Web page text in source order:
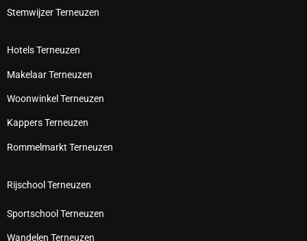
Stemwijzer Terneuzen
Hotels Terneuzen
Makelaar Terneuzen
Woonwinkel Terneuzen
Kappers Terneuzen
Rommelmarkt Terneuzen
Rijschool Terneuzen
Sportschool Terneuzen
Wandelen Terneuzen